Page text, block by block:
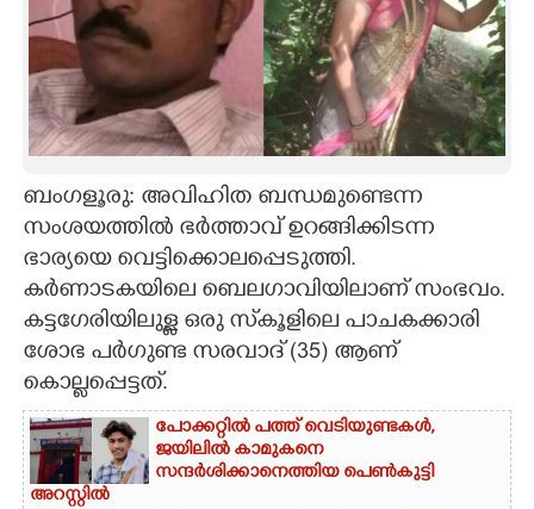
INFO+
ART
ASTRO
CARTOONS
LITERATURE
ZOOM
CONTACT US
ബംഗളൂരു: അവിഹിത ബന്ധമുണ്ടെന്ന
സംശയത്തിൽ ഭർത്താവ് ഉറങ്ങിക്കിടന്ന
ഭാര്യയെ വെട്ടിക്കൊലപ്പെടുത്തി.
കർണാടകയിലെ ബെലഗാവിയിലാണ് സംഭവം.
കട്ടഗേരിയിലുള്ള ഒരു സ്‌കൂളിലെ പാചകക്കാരി
ശോഭ പർഗുണ്ട സരവാദ് (35) ആണ്
കൊല്ലപ്പെട്ടത്.
പോക്കറ്റിൽ പത്ത് വെടിയുണ്ടകൾ,​
ജയിലിൽ കാമുകനെ
സന്ദ‌ർശിക്കാനെത്തിയ പെൺകുട്ടി
അറസ്റ്റിൽ